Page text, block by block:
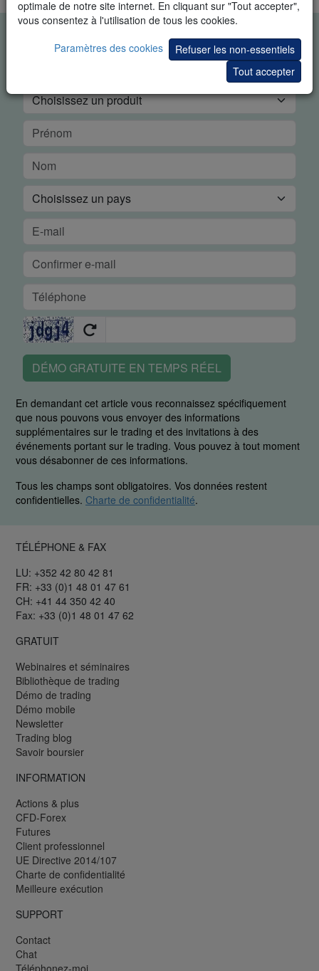
optimale de notre site internet. En cliquant sur "Tout accepter",
vous consentez à l'utilisation de tous les cookies.
Paramètres des cookies
Refuser les non-essentiels
Tout accepter
DÉMO GRATUITE EN TEMPS
RÉEL
DÉMO GRATUITE EN TEMPS RÉEL
En demandant cet article vous reconnaissez spécifiquement
que nous pouvons vous envoyer des informations
supplémentaires sur le trading et des invitations à des
événements portant sur le trading. Vous pouvez à tout moment
vous désabonner de ces informations.
Tous les champs sont obligatoires. Vos données restent
confidentielles. Charte de confidentialité.
TÉLÉPHONE & FAX
LU: +352 42 80 42 81
FR: +33 (0)1 48 01 47 61
CH: +41 44 350 42 40
Fax: +33 (0)1 48 01 47 62
GRATUIT
Webinaires et séminaires
Bibliothèque de trading
Démo de trading
Démo mobile
Newsletter
Trading blog
Savoir boursier
INFORMATION
Actions & plus
CFD-Forex
Futures
Client professionnel
UE Directive 2014/107
Charte de confidentialité
Meilleure exécution
SUPPORT
Contact
Chat